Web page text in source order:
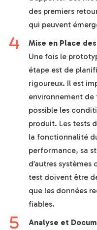
des premiers
qui peuvent
Mise en Place
Une fois le
étape est de
rigoureux. Il est
environnement
possible les
produit. Les tests
la fonctionnalité
performance, sa
d’autres
test doivent être
que les données
fiables.
Analyse et